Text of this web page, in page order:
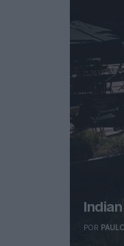
POR